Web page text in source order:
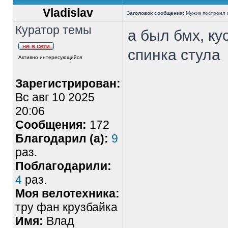
Vladislav Заголовок сообщения: Мужик построил
Куратор темы
Активно интересующийся
Зарегистрирован:
Вс авг 10 2025
20:06
Сообщения: 172
Благодарил (а): 9
раз.
Поблагодарили:
4 раз.
Моя велотехника:
тру фан крузбайка
Имя: Влад
а был бмх,
спинка стула